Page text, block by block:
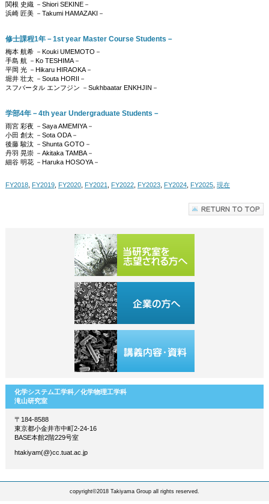
関根 史織 －Shiori SEKINE－
浜崎 匠美 －Takumi HAMAZAKI－
修士課程1年－1st year Master Course Students－
梅本 航希 －Kouki UMEMOTO－
手島 航 －Ko TESHIMA－
平岡 光 －Hikaru HIRAOKA－
堀井 壮太 －Souta HORII－
スフバータル エンフジン －Sukhbaatar ENKHJIN－
学部4年－4th year Undergraduate Students－
雨宮 彩夜 －Saya AMEMIYA－
小田 創太 －Sota ODA－
後藤 駿汰 －Shunta GOTO－
丹羽 晃崇 －Akitaka TAMBA－
細谷 明花 －Haruka HOSOYA－
FY2018, FY2019, FY2020, FY2021 FY2022, FY2023, FY2024, FY2025, 現在
化学システム工学科／化学物理工学科
滝山研究室
〒184-8588
東京都小金井市中町2-24-16
BASE本館2階229号室
htakiyam(@)cc.tuat.ac.jp
copyright©2018 Takiyama Group all rights reserved.